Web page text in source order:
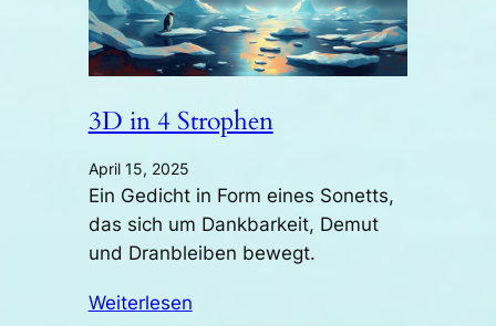
3D in 4 Strophen
April 15, 2025
Ein Gedicht in Form eines Sonetts,
das sich um Dankbarkeit, Demut
und Dranbleiben bewegt.
Weiterlesen